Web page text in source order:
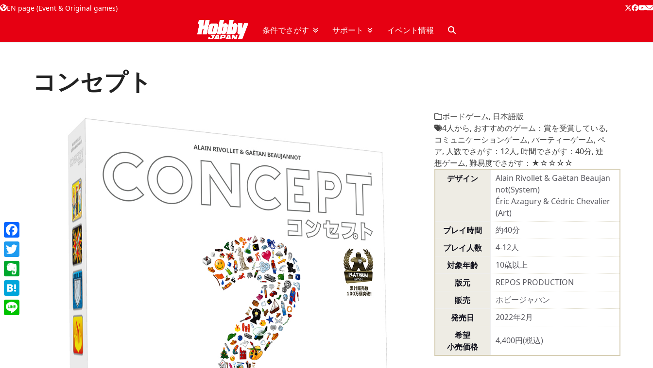
EN page (Event & Original games) Twitter
条件でさがす サポート イベント情報
コンセプト
ボードゲーム, 日本語版
4人から, おすすめのゲーム：賞を受賞している,
コミュニケーションゲーム, パーティーゲーム, ペ
ア, 人数でさがす：12人, 時間でさがす：40分, 連
想ゲーム, 難易度でさがす：★☆☆☆☆
デザイン
Alain Rivollet & Gaëtan Beaujan
not(System)
Éric Azagury & Cédric Chevalier
(Art)
プレイ時間
約40分
プレイ人数
4-12人
対象年齢
10歳以上
版元
REPOS PRODUCTION
販売
ホビージャパン
発売日
2022年2月
希望
小売価格
4,400円(税込)
Facebook
Twitter
Evernote
Hatena